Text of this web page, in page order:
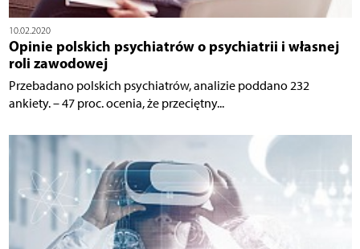
10.02.2020
Opinie polskich psychiatrów o psychiatrii i własnej
roli zawodowej
Przebadano polskich psychiatrów, analizie poddano 232
ankiety. – 47 proc. ocenia, że przeciętny...